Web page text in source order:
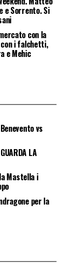
e Sorrento. Si
con la
con i falchetti,
e Mehic
vs
LA
Mastella i
per la